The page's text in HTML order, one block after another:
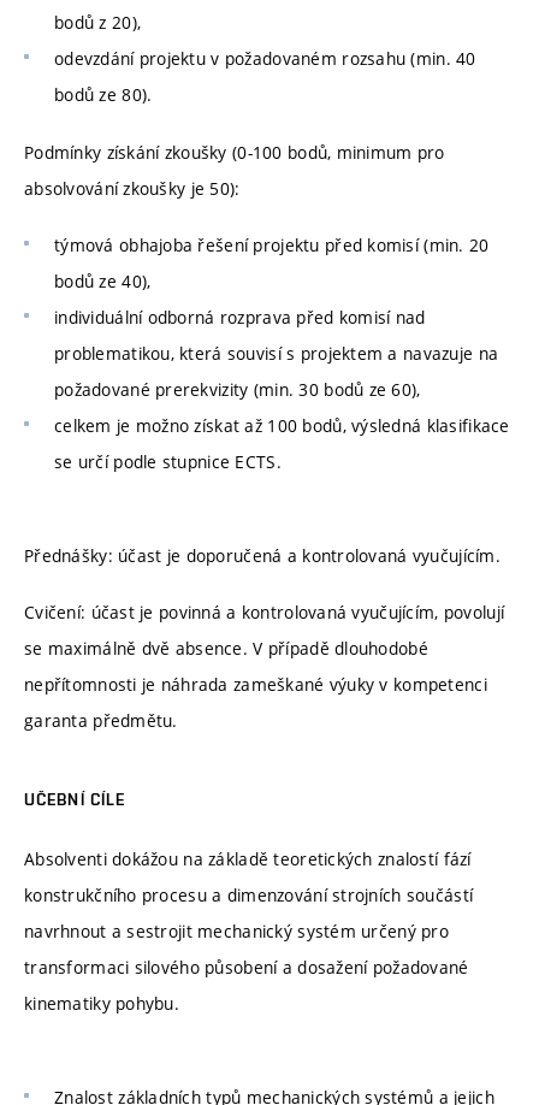
bodů z 20),
odevzdání projektu v požadovaném rozsahu (min. 40
bodů ze 80).
Podmínky získání zkoušky (0-100 bodů, minimum pro
absolvování zkoušky je 50):
týmová obhajoba řešení projektu před komisí (min. 20
bodů ze 40),
individuální odborná rozprava před komisí nad
problematikou, která souvisí s projektem a navazuje na
požadované prerekvizity (min. 30 bodů ze 60),
celkem je možno získat až 100 bodů, výsledná klasifikace
se určí podle stupnice ECTS.
Přednášky: účast je doporučená a kontrolovaná vyučujícím.
Cvičení: účast je povinná a kontrolovaná vyučujícím, povolují
se maximálně dvě absence. V případě dlouhodobé
nepřítomnosti je náhrada zameškané výuky v kompetenci
garanta předmětu.
UČEBNÍ CÍLE
Absolventi dokážou na základě teoretických znalostí fází
konstrukčního procesu a dimenzování strojních součástí
navrhnout a sestrojit mechanický systém určený pro
transformaci silového působení a dosažení požadované
kinematiky pohybu.
Znalost základních typů mechanických systémů a jejich